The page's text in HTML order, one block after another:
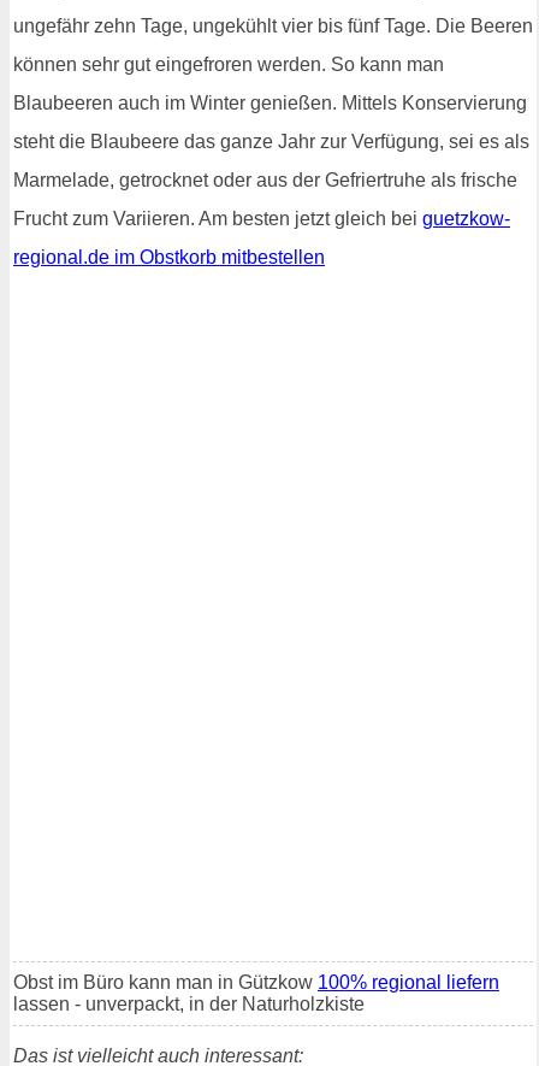
ungefähr zehn Tage, ungekühlt vier bis fünf Tage. Die Beeren
können sehr gut eingefroren werden. So kann man
Blaubeeren auch im Winter genießen. Mittels Konservierung
steht die Blaubeere das ganze Jahr zur Verfügung, sei es als
Marmelade, getrocknet oder aus der Gefriertruhe als frische
Frucht zum Variieren. Am besten jetzt gleich bei guetzkow-
regional.de im Obstkorb mitbestellen
Obst im Büro kann man in Gützkow 100% regional liefern
lassen - unverpackt, in der Naturholzkiste
Das ist vielleicht auch interessant: